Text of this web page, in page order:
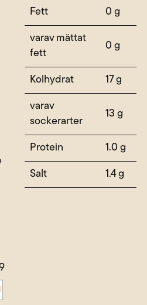
Fett 0 g
varav mättat
fett
0 g
Kolhydrat 17 g
varav
sockerarter
13 g
Protein 1.0 g
Salt 1.4 g